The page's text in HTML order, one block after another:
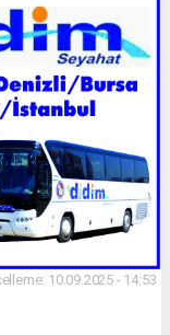
10.09.2025 - 14:53